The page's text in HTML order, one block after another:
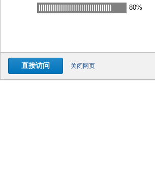
直接访问 关闭网页